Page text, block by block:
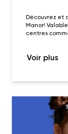
Découvrez et
Manor!
centres
Voir plus